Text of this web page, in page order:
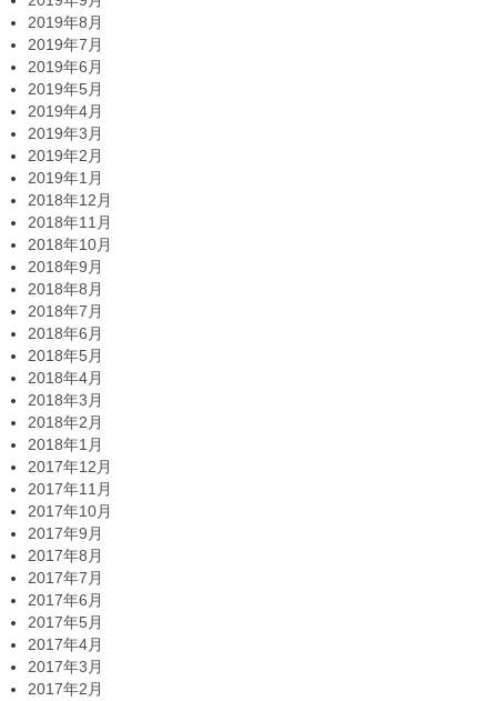
2019年8月
2019年7月
2019年6月
2019年5月
2019年4月
2019年3月
2019年2月
2019年1月
2018年12月
2018年11月
2018年10月
2018年9月
2018年8月
2018年7月
2018年6月
2018年5月
2018年4月
2018年3月
2018年2月
2018年1月
2017年12月
2017年11月
2017年10月
2017年9月
2017年8月
2017年7月
2017年6月
2017年5月
2017年4月
2017年3月
2017年2月